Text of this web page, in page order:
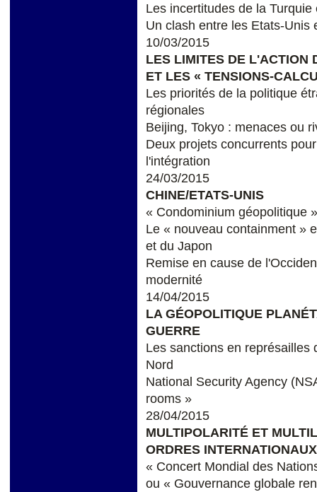
Les incertitudes de la
Un clash entre les Etats-Unis
10/03/2015
LES LIMITES DE L'ACTION
ET LES « TENSIONS-
Les priorités de la politique
régionales
Beijing, Tokyo : menaces ou
Deux projets concurrents
l'intégration
24/03/2015
CHINE/ETATS-UNIS
« Condominium géopolitique
Le « nouveau containment »
et du Japon
Remise en cause de
modernité
14/04/2015
LA GÉOPOLITIQUE
GUERRE
Les sanctions en représailles
Nord
National Security Agency
rooms »
28/04/2015
MULTIPOLARITÉ ET
ORDRES
« Concert Mondial des
ou « Gouvernance globale